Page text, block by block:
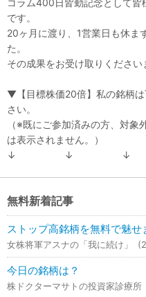
コラム400日皆勤記念として
です。
20ヶ月に渡り、1営業日も休ま
た。
その成果をお受け取りください
▼【目標株価20倍】私の銘柄
さい。
（※既にご参加済みの方、対
は表示されません。）
↓ ↓ ↓
無料新着記事
ストップ高銘柄を無料で魅せ
女株将軍アスナの「我に続け」
今日の銘柄は？
株ドクターマサトの投資家診療所